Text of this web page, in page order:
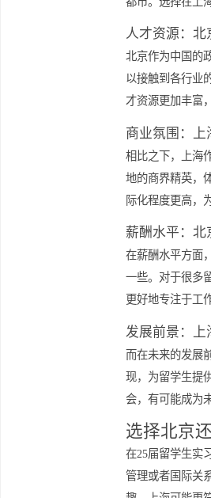
上海：国
与之相比，
都市。选择
北京作为中
以接触到各
才资源更加
商业氛围
相比之下，
地的商界精
际化程度更
薪酬水平
在薪酬水平
一些。对于
更好地专注
发展前景
而在未来的
现，为留学